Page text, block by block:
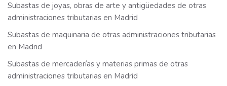
Subastas de joyas, obras de arte y antigüedades de otras
administraciones tributarias en Madrid
Subastas de maquinaria de otras administraciones tributarias
en Madrid
Subastas de mercaderías y materias primas de otras
administraciones tributarias en Madrid